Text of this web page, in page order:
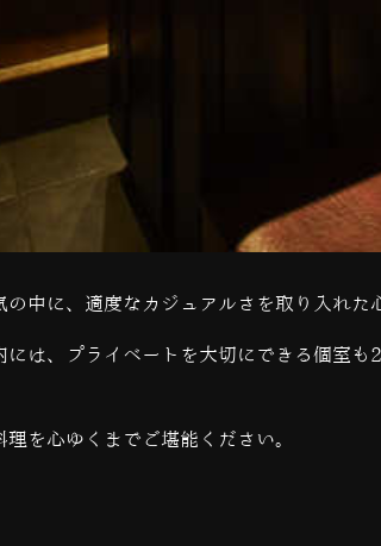
中に、適度なカジュアルさを取り入れた
は、プライベートを大切にできる個室も 2
を心ゆくまでご堪能ください。